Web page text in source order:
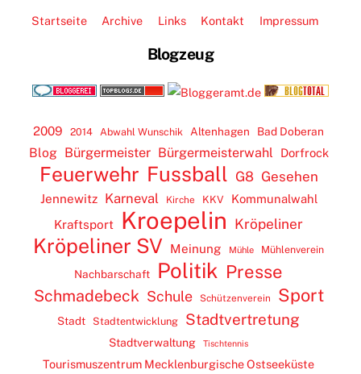
Startseite Archive Links Kontakt Impressum
Blogzeug
2009 2014 Abwahl Wunschik Altenhagen Bad Doberan
Blog Bürgermeister Bürgermeisterwahl Dorfrock
Feuerwehr Fussball G8 Gesehen
Jennewitz Karneval Kirche KKV
Kommunalwahl
Kraftsport
Kroepelin Kröpeliner
Kröpeliner SV Meinung Mühle Mühlenverein
Nachbarschaft Politik Presse
Schmadebeck Schule Schützenverein Sport
Stadt Stadtentwicklung Stadtvertretung
Stadtverwaltung Tischtennis
Tourismuszentrum Mecklenburgische Ostseeküste